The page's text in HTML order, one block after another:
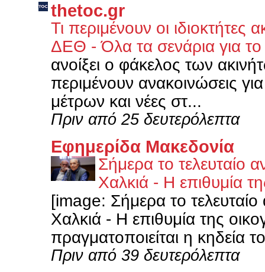
thetoc.gr
Τι περιμένουν οι
ΔΕΘ - Όλα τα σενάρια για το
ανοίξει ο φάκελος των
περιμένουν ανακοινώσεις
μέτρων και νέες στ...
Πριν από 25 δευτερόλεπτα
Εφημερίδα Μακεδονία
Σήμερα το τελευταίο
Χαλκιά - Η επιθυμία
[image: Σήμερα το
Χαλκιά - Η επιθυμία της
πραγματοποιείται η κηδεία
Πριν από 39 δευτερόλεπτα